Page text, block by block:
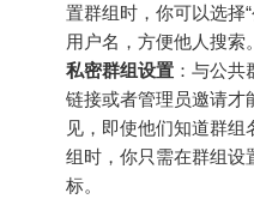
置群组时，你可以选择
用户名，方便他人搜索。
私密群组设置 ：与公
链接或者管理员邀请才
见，即使他们知道群
组时，你只需在群组设
标。